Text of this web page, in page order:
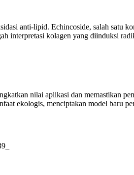
anti-lipid. Echincoside, salah satu
interpretasi kolagen yang diinduksi
nilai aplikasi dan memastikan
ekologis, menciptakan model baru